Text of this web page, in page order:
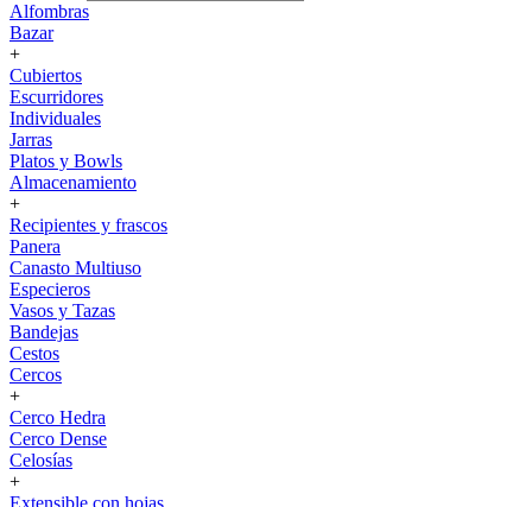
Alfombras
Bazar
+
Cubiertos
Escurridores
Individuales
Jarras
Platos y Bowls
Almacenamiento
+
Recipientes y frascos
Panera
Canasto Multiuso
Especieros
Vasos y Tazas
Bandejas
Cestos
Cercos
+
Cerco Hedra
Cerco Dense
Celosías
+
Extensible con hojas